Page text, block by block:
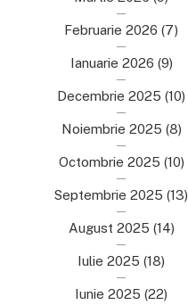
Februarie 2026 (7)
Ianuarie 2026 (9)
Decembrie 2025 (10)
Noiembrie 2025 (8)
Octombrie 2025 (10)
Septembrie 2025 (13)
August 2025 (14)
Iulie 2025 (18)
Iunie 2025 (22)